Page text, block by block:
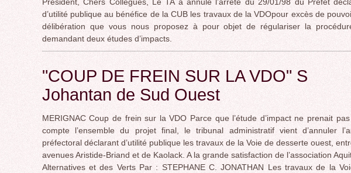
d’utilité publique au bénéfice de la CUB les travaux de la VDOpour excès de
délibération que vous nous proposez à pour objet de régulariser la
demandant deux études d’impacts.
"COUP DE FREIN SUR LA VDO" S
Johantan de Sud Ouest
MERIGNAC Coup de frein sur la VDO Parce que l’étude d’impact ne prenait
compte l’ensemble du projet final, le tribunal administratif vient d’annuler
préfectoral déclarant d’utilité publique les travaux de la Voie de desserte ouest,
avenues Aristide-Briand et de Kaolack. A la grande satisfaction de l’association
Alternatives et des Verts Par : STEPHANE C. JONATHAN Les travaux de la